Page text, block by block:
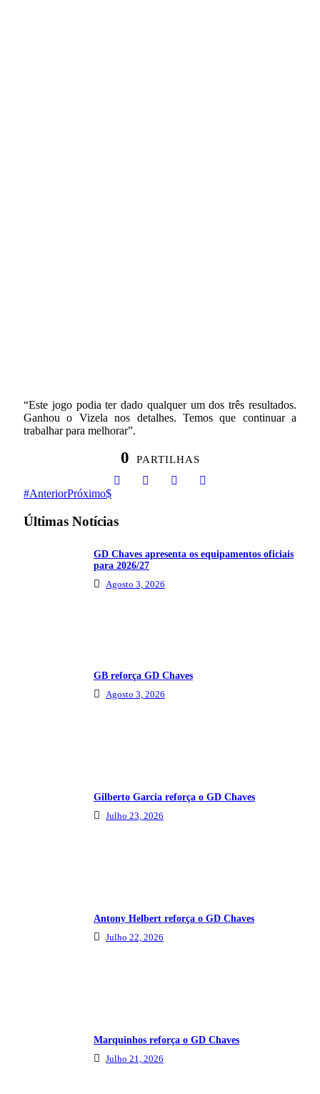
“Este jogo podia ter dado qualquer um dos três resultados.
Ganhou o Vizela nos detalhes. Temos que continuar a
trabalhar para melhorar”.
0 PARTILHAS
AnteriorPróximo
Últimas Notícias
GD Chaves apresenta os equipamentos oficiais
para 2026/27
Agosto 3, 2026
GB reforça GD Chaves
Agosto 3, 2026
Gilberto Garcia reforça o GD Chaves
Julho 23, 2026
Antony Helbert reforça o GD Chaves
Julho 22, 2026
Marquinhos reforça o GD Chaves
Julho 21, 2026